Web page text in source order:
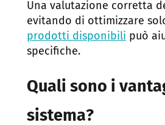
Una valutazione corretta
evitando di ottimizzare
prodotti disponibili può
specifiche.
Quali sono i
sistema?